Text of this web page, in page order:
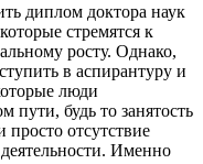
диплом доктора наук
стремятся к
росту. Однако,
в аспирантуру и
люди
пути, будь то занятость
просто отсутствие
Именно